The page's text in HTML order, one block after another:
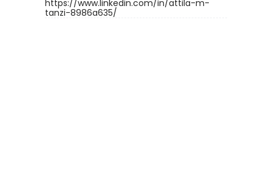
https://www.linkedin.com/in/attila-m-
tanzi-8986a635/